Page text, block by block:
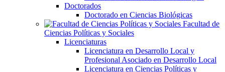
Doctorados
Doctorado en Ciencias Biológicas
Facultad de
Ciencias Políticas y Sociales
Licenciaturas
Licenciatura en Desarrollo Local y
Profesional Asociado en Desarrollo Local
Licenciatura en Ciencias Políticas y